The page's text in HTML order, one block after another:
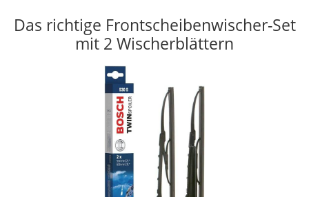
Das richtige Frontscheibenwischer-Set
mit 2 Wischerblättern